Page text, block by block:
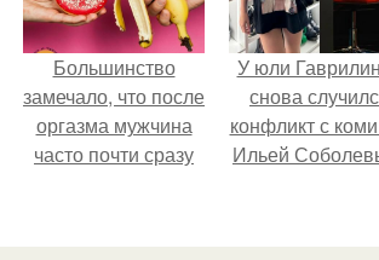
Большинство
замечало, что после
оргазма мужчина
часто почти сразу
как женщина может
У юли
снова
конфликт с
Ильей